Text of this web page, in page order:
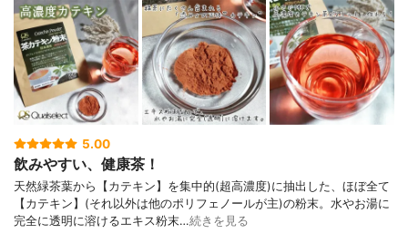
5.00
飲みやすい、健康茶！
天然緑茶葉から【カテキン】を集中的(超高濃度)に抽出した、ほぼ全て
【カテキン】(それ以外は他のポリフェノールが主)の粉末。水やお湯に
完全に透明に溶けるエキス粉末…続きを見る